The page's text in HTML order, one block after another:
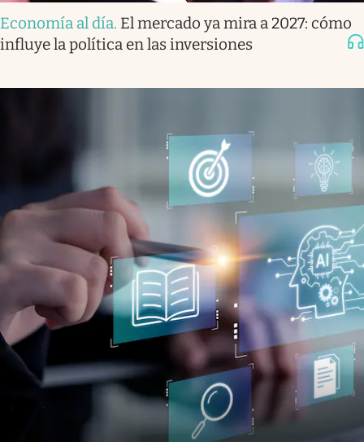
Economía al día. El mercado ya mira a 2027: cómo
influye la política en las inversiones